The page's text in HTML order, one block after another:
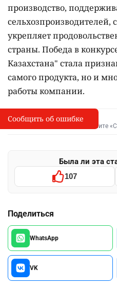
производство,
сельхозпроизводителей,
укрепляет
страны. Победа в
Казахстана" стала
самого продукта, но и
работы компании.
I
Сообщить об опечатке
Выделите фрагмент и нажмите
Была ли эта
107
Поделиться
WhatsApp
VK
Сообщить об ошибке